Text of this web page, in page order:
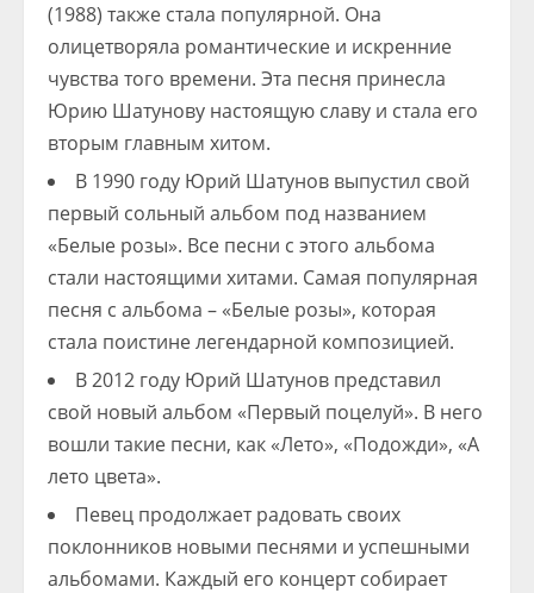
(1988) также стала популярной. Она
олицетворяла романтические и искренние
чувства того времени. Эта песня принесла
Юрию Шатунову настоящую славу и стала его
вторым главным хитом.
В 1990 году Юрий Шатунов выпустил свой
первый сольный альбом под названием
«Белые розы». Все песни с этого альбома
стали настоящими хитами. Самая популярная
песня с альбома – «Белые розы», которая
стала поистине легендарной композицией.
В 2012 году Юрий Шатунов представил
свой новый альбом «Первый поцелуй». В него
вошли такие песни, как «Лето», «Подожди», «А
лето цвета».
Певец продолжает радовать своих
поклонников новыми песнями и успешными
альбомами. Каждый его концерт собирает